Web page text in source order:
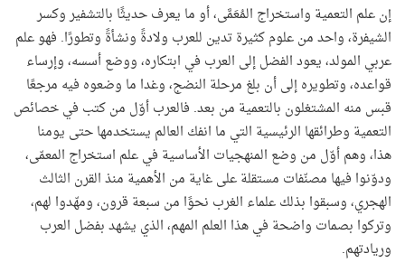
إن علم التعمية واستخراج المُعَمَّى، أو ما يعرف حديثًا بالتشفير وكسر
الشيفرة، واحد من علوم كثيرة تدين للعرب ولادةً ونشأةً وتطورًا. فهو علم
عربي المولد، يعود الفضل إلى العرب في ابتكاره، ووضع أسسه، وإرساء
قواعده، وتطويره إلى أن بلغ مرحلة النضج، وغدا ما وضعوه فيه مرجعًا
قبس منه المشتغلون بالتعمية من بعد. فالعرب أوّل من كتب في خصائص
التعمية وطرائقها الرئيسية التي ما انفك العالم يستخدمها حتى يومنا
هذا، وهم أوّل من وضع المنهجيات الأساسية في علم استخراج المعمّى،
ودوّنوا فيها مصنّفات مستقلة على غاية من الأهمية منذ القرن الثالث
الهجري، وسبقوا بذلك علماء الغرب نحوًا من سبعة قرون، ومهّدوا لهم،
وتركوا بصمات واضحة في هذا العلم المهم، الذي يشهد بفضل العرب
وريادتهم.